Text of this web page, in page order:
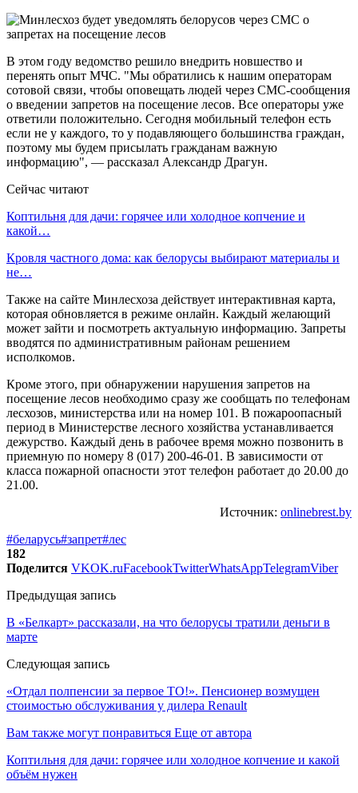
В этом году ведомство решило внедрить новшество и
перенять опыт МЧС. "Мы обратились к нашим операторам
сотовой связи, чтобы оповещать людей через СМС-сообщения
о введении запретов на посещение лесов. Все операторы уже
ответили положительно. Сегодня мобильный телефон есть
если не у каждого, то у подавляющего большинства граждан,
поэтому мы будем присылать гражданам важную
информацию", — рассказал Александр Драгун.
Сейчас читают
Коптильня для дачи: горячее или холодное копчение и
какой…
Кровля частного дома: как белорусы выбирают материалы и
не…
Также на сайте Минлесхоза действует интерактивная карта,
которая обновляется в режиме онлайн. Каждый желающий
может зайти и посмотреть актуальную информацию. Запреты
вводятся по административным районам решением
исполкомов.
Кроме этого, при обнаружении нарушения запретов на
посещение лесов необходимо сразу же сообщать по телефонам
лесхозов, министерства или на номер 101. В пожароопасный
период в Министерстве лесного хозяйства устанавливается
дежурство. Каждый день в рабочее время можно позвонить в
приемную по номеру 8 (017) 200-46-01. В зависимости от
класса пожарной опасности этот телефон работает до 20.00 до
21.00.
Источник: onlinebrest.by
#беларусь#запрет#лес
182
Поделится VKOK.ruFacebookTwitterWhatsAppTelegramViber
Предыдущая запись
В «Белкарт» рассказали, на что белорусы тратили деньги в
марте
Следующая запись
«Отдал полпенсии за первое ТО!». Пенсионер возмущен
стоимостью обслуживания у дилера Renault
Вам также могут понравиться Еще от автора
Коптильня для дачи: горячее или холодное копчение и какой
объём нужен